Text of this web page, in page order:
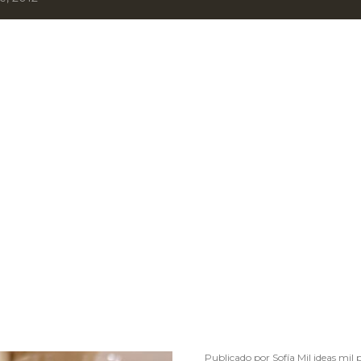
Publicado por Sofía Mil ideas mil